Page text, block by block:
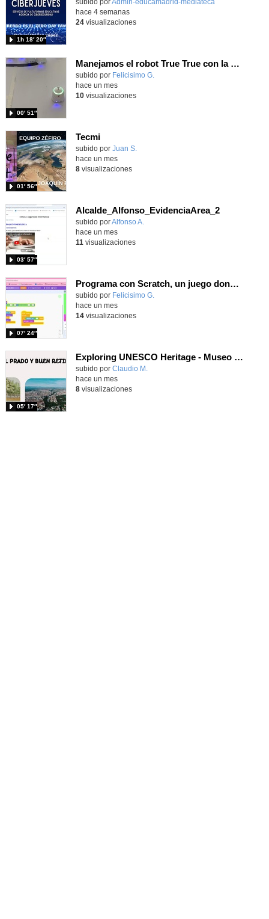
subido porAdmin-educamadrid-mediateca
1h 18′ 20″
hace 4 semanas
24visualizaciones
Manejamos el robot True True con la app y hacemos carreras
Contenido educativo.
subido por Felicisimo G.
00′ 51″
hace un mes
10visualizaciones
Tecmi
Contenido educativo.
subido por Juan S.
01′ 56″
hace un mes
8visualizaciones
Alcalde_Alfonso_EvidenciaArea_2
Contenido educativo.
subido porAlfonso A.
03′ 57″
hace un mes
11 visualizaciones
Programa con Scratch, un juego donde tu personaje se mueva por un campo de minas usando el sonido para evitarlas
Contenido educativo.
subido por Felicisimo G.
07′ 24″
hace un mes
14visualizaciones
Exploring UNESCO Heritage - Museo del Prado
Contenido educativo.
subido por Claudio M.
05′ 17″
hace un mes
8visualizaciones